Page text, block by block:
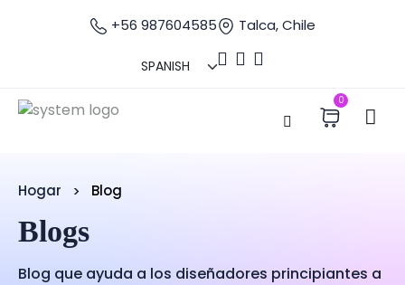
+56 987604585 Talca, Chile
0
Hogar Blog
Blogs
Blog que ayuda a los diseñadores principiantes a